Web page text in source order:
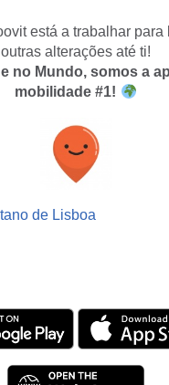
está a trabalhar para
outras alterações até ti!
no Mundo, somos a
mobilidade #1!
de Lisboa